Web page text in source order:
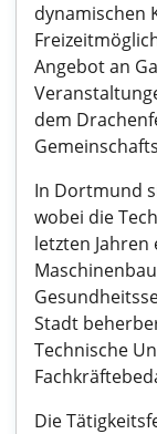
dynamischen
Angebot an
dem
In Dortmund
wobei die
letzten
Stadt
Technische
Die